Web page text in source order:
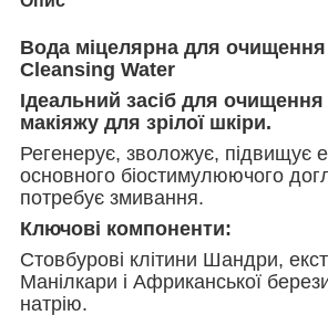
Вода міцелярна для
Cleansing Water
Ідеальний засіб для очищення
макіяжу для зрілої шкіри.
Регенерує, зволожує, підвищує
основного біостимулюючого
потребує змивання.
Ключові компоненти:
Cтовбурові клітини Шандри,
Манілкари і Африканської
натрію.